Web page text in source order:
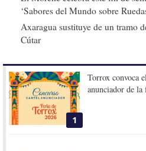
‘Sabores del Mundo sobre
Axaragua sustituye de un tramo
Cútar
1
Torrox convoca
anunciador de la